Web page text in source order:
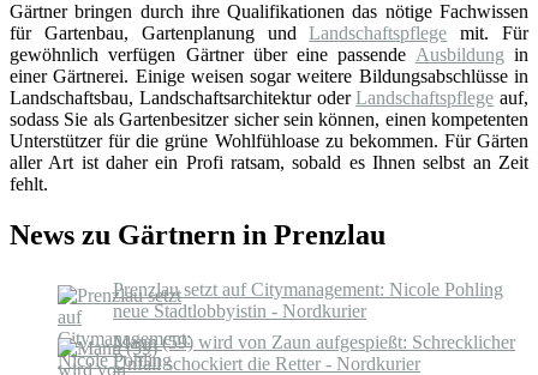
Gärtner bringen durch ihre Qualifikationen das nötige Fachwissen
für Gartenbau, Gartenplanung undLandschaftspflege mit. Für
gewöhnlich verfügen Gärtner über eine passende Ausbildung in
einer Gärtnerei. Einige weisen sogar weitere Bildungsabschlüsse in
Landschaftsbau, Landschaftsarchitektur oderLandschaftspflege auf,
sodass Sie als Gartenbesitzer sicher sein können, einen kompetenten
Unterstützer für die grüne Wohlfühloase zu bekommen. Für Gärten
aller Art ist daher ein Profi ratsam, sobald es Ihnen selbst an Zeit
fehlt.
News zu Gärtnern in Prenzlau
Prenzlau setzt auf Citymanagement: Nicole Pohling
neue Stadtlobbyistin - Nordkurier
Mann (59) wird von Zaun aufgespießt: Schrecklicher
Unfall schockiert die Retter - Nordkurier